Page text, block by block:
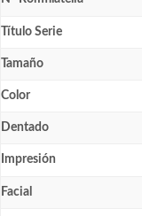
Título Serie
Tamaño
Color
Dentado
Impresión
Facial